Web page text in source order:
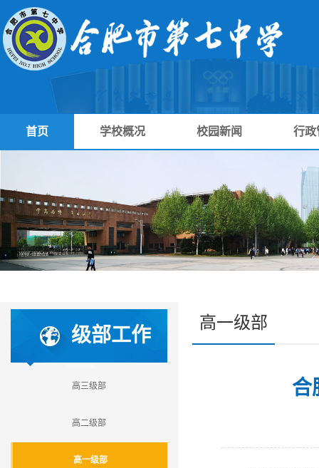
首页 学校概况 校园新闻 行政
级部工作
高三级部
高二级部
高一级部
高一级部
合